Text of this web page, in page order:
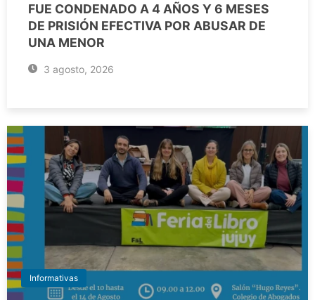
FUE CONDENADO A 4 AÑOS Y 6 MESES
DE PRISIÓN EFECTIVA POR ABUSAR DE
UNA MENOR
3 agosto, 2026
Informativas